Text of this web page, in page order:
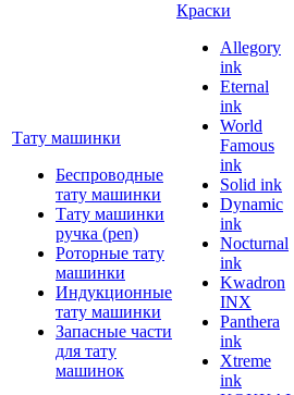
Тату машинки
Беспроводные
тату машинки
Тату машинки
ручка (pen)
Роторные тату
машинки
Индукционные
тату машинки
Запасные части
для тату
машинок
Краски
Allegory
ink
Eternal
ink
World
Famous
ink
Solid ink
Dynamic
ink
Nocturnal
ink
Kwadron
INX
Panthera
ink
Xtreme
ink